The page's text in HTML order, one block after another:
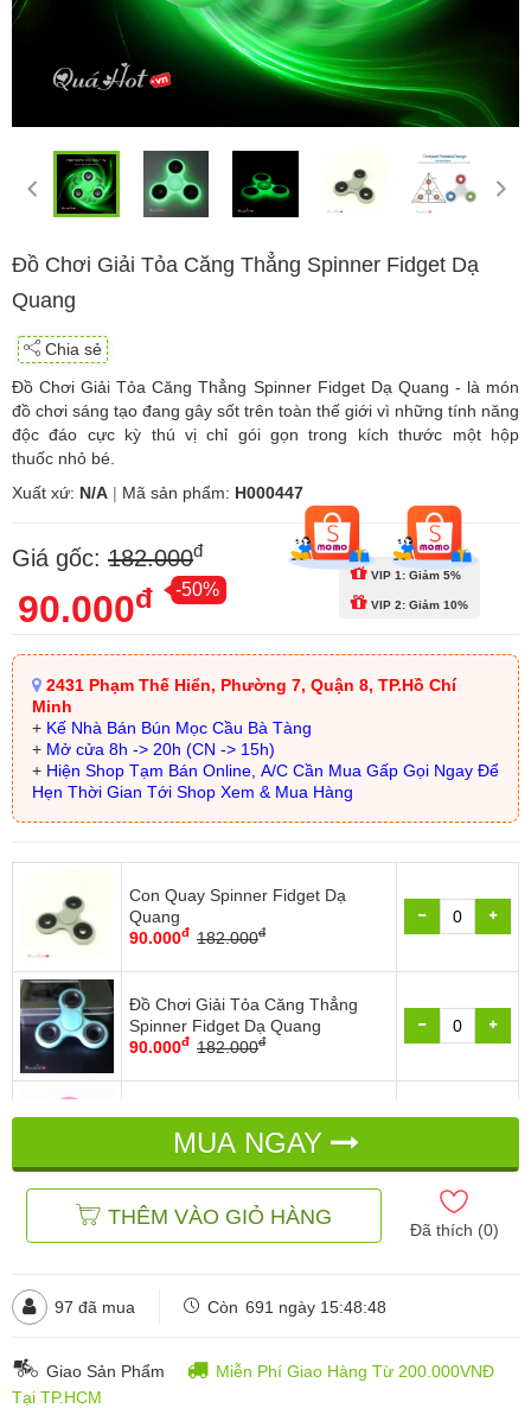
Đồ Chơi Giải Tỏa Căng Thẳng Spinner Fidget Dạ
Quang
Chia sẻ
Đồ Chơi Giải Tỏa Căng Thẳng Spinner Fidget Dạ Quang - là món
đồ chơi sáng tạo đang gây sốt trên toàn thế giới vì những tính năng
độc đáo cực kỳ thú vị chỉ gói gọn trong kích thước một hộp
thuốc nhỏ bé.
Xuất xứ: N/A | Mã sản phẩm: H000447
Giá gốc: 182.000đ
90.000đ -50%
VIP 1: Giảm 5%
VIP 2: Giảm 10%
2431 Phạm Thế Hiển, Phường 7, Quận 8, TP.Hồ Chí
Minh
+ Kế Nhà Bán Bún Mọc Cầu Bà Tàng
+ Mở cửa 8h -> 20h (CN -> 15h)
+ Hiện Shop Tạm Bán Online, A/C Cần Mua Gấp Gọi Ngay Để
Hẹn Thời Gian Tới Shop Xem & Mua Hàng
Con Quay Spinner Fidget Dạ
Quang
90.000đ 182.000đ
Đồ Chơi Giải Tỏa Căng Thẳng
Spinner Fidget Dạ Quang
90.000đ 182.000đ
Đồ Chơi Giải Tỏa Căng Thẳng
Spinner Fidget Dạ Quang
90.000 đ 182.000đ
MUA NGAY
THÊM VÀO GIỎ HÀNG
Đã thích (0)
97 đã mua Còn 691 ngày 15:48:46
Giao Sản Phẩm
Miễn Phí Giao Hàng Từ 200.000VNĐ
Tại TP.HCM